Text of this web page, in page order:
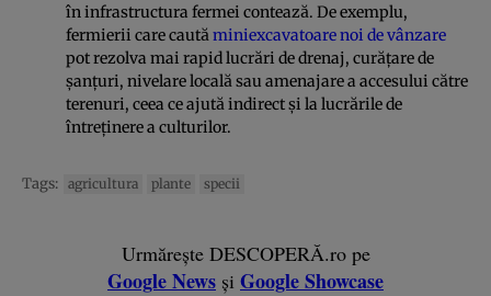
în infrastructura fermei contează. De exemplu,
fermierii care cautăminiexcavatoare noi de vânzare
pot rezolva mai rapid lucrări de drenaj, curățare de
șanțuri, nivelare locală sau amenajare a accesului către
terenuri, ceea ce ajută indirect și la lucrările de
întreținere a culturilor.
Tags: agricultura plante specii
Urmărește DESCOPERĂ.ro pe
Google News și Google Showcase